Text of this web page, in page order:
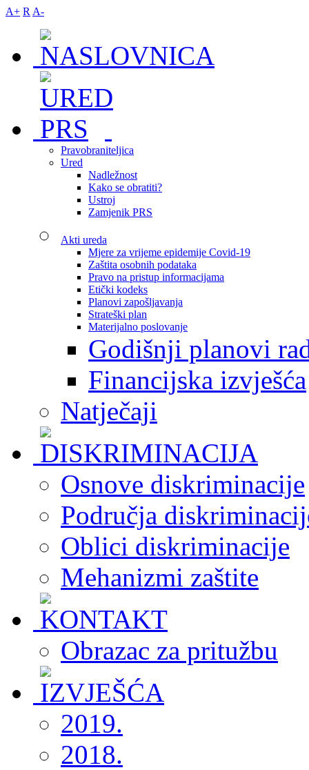
A+ R A-
Pravobraniteljica
Ured
Nadležnost
Kako se obratiti?
Ustroj
Zamjenik PRS
Akti ureda
Mjere za vrijeme epidemije Covid-19
Zaštita osobnih podataka
Pravo na pristup informacijama
Etički kodeks
Planovi zapošljavanja
Strateški plan
Materijalno poslovanje
Godišnji planovi
Financijska izvješća
Natječaji
Osnove diskriminacije
Područja
Oblici diskriminacije
Mehanizmi zaštite
Obrazac za pritužbu
2019.
2018.